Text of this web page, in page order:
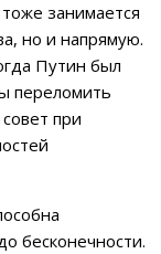
занимается
но и напрямую.
Путин был
переломить
при
бесконечности.